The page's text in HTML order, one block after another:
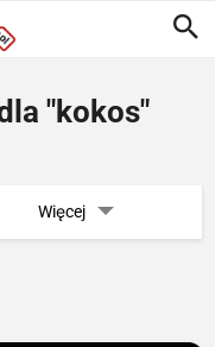
"kokos"
Więcej